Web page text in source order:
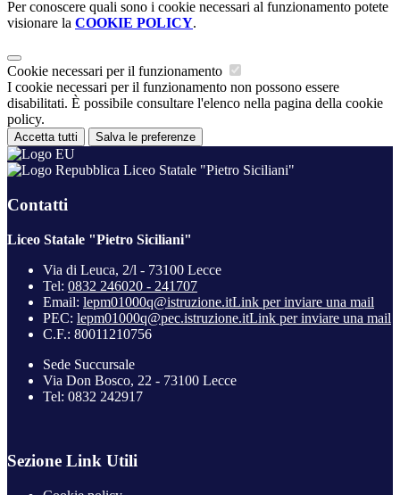
Per conoscere quali sono i cookie necessari al funzionamento potete
visionare la COOKIE POLICY.
Cookie necessari per il funzionamento
I cookie necessari per il funzionamento non possono essere
disabilitati. È possibile consultare l'elenco nella pagina della cookie
policy.
Accetta tutti Salva le preferenze
Liceo Statale "Pietro Siciliani"
Contatti
Liceo Statale "Pietro Siciliani"
Via di Leuca, 2/l - 73100 Lecce
Tel: 0832 246020 - 241707
Email: lepm01000q@istruzione.itLink per inviare una mail
PEC: lepm01000q@pec.istruzione.itLink per inviare una mail
C.F.: 80011210756
Sede Succursale
Via Don Bosco, 22 - 73100 Lecce
Tel: 0832 242917
Sezione Link Utili